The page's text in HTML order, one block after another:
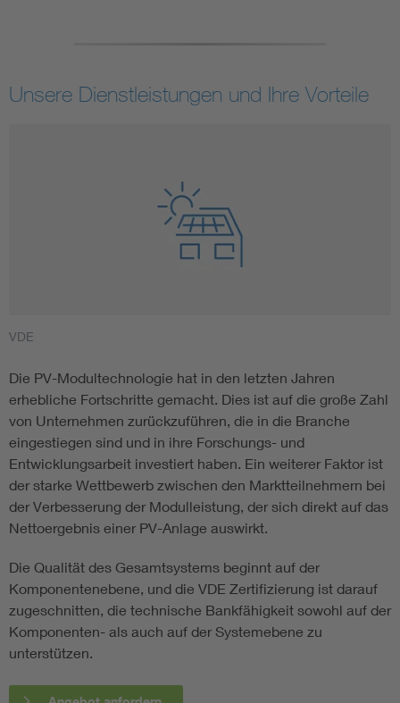
Unsere Dienstleistungen und Ihre Vorteile
VDE
Die PV-Modultechnologie hat in den letzten Jahren
erhebliche Fortschritte gemacht. Dies ist auf die große Zahl
von Unternehmen zurückzuführen, die in die Branche
eingestiegen sind und in ihre Forschungs- und
Entwicklungsarbeit investiert haben. Ein weiterer Faktor ist
der starke Wettbewerb zwischen den Marktteilnehmern bei
der Verbesserung der Modulleistung, der sich direkt auf das
Nettoergebnis einer PV-Anlage auswirkt.
Die Qualität des Gesamtsystems beginnt auf der
Komponentenebene, und die VDE Zertifizierung ist darauf
zugeschnitten, die technische Bankfähigkeit sowohl auf der
Komponenten- als auch auf der Systemebene zu
unterstützen.